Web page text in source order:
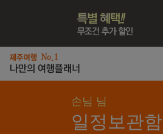
손님 님
일정보관함